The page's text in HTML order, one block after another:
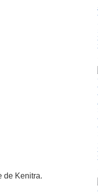
de Kenitra.